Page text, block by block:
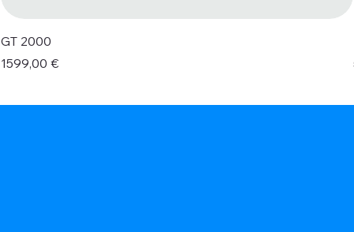
GT 2000
Prezzo
1599,00 €